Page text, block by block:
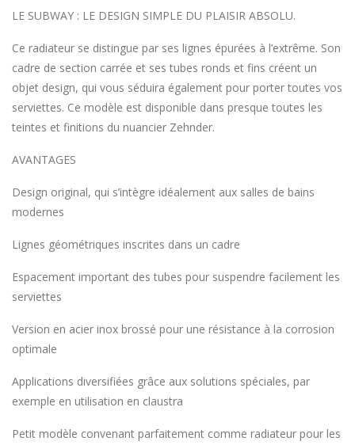
LE SUBWAY : LE DESIGN SIMPLE DU PLAISIR ABSOLU.
Ce radiateur se distingue par ses lignes épurées à l’extrême. Son
cadre de section carrée et ses tubes ronds et fins créent un
objet design, qui vous séduira également pour porter toutes vos
serviettes. Ce modèle est disponible dans presque toutes les
teintes et finitions du nuancier Zehnder.
AVANTAGES
Design original, qui s’intègre idéalement aux salles de bains
modernes
Lignes géométriques inscrites dans un cadre
Espacement important des tubes pour suspendre facilement les
serviettes
Version en acier inox brossé pour une résistance à la corrosion
optimale
Applications diversifiées grâce aux solutions spéciales, par
exemple en utilisation en claustra
Petit modèle convenant parfaitement comme radiateur pour les